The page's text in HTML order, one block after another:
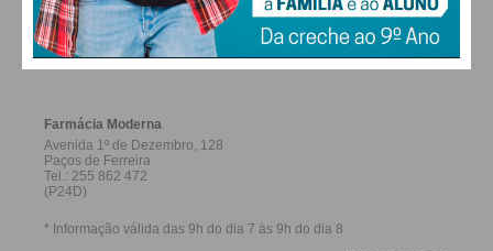
FARMACIAS DE SERVIÇO EM PAÇOS DE
FERREIRA